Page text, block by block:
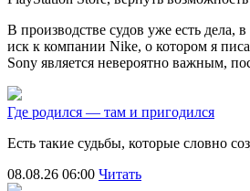
В производстве судов уже есть
иск к компании Nike, о котором я
Sony является невероятно важным,
Где родился — там и пригодился
Есть такие судьбы, которые словно
08.08.26 06:00 Читать